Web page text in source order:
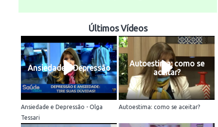
Últimos Vídeos
Ansiedade e Depressão
Ansiedade e Depressão - Olga
Tessari
Autoestima: como se
aceitar?
Autoestima: como se aceitar?